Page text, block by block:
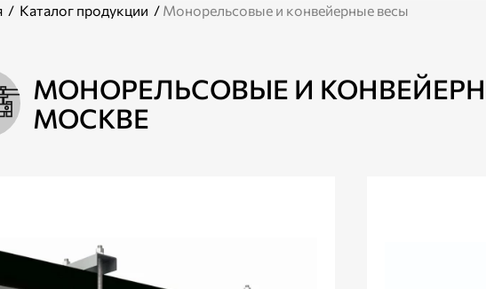
/ Каталог продукции / Монорельсовые и конвейерные весы
МОНОРЕЛЬСОВЫЕ И
МОСКВЕ